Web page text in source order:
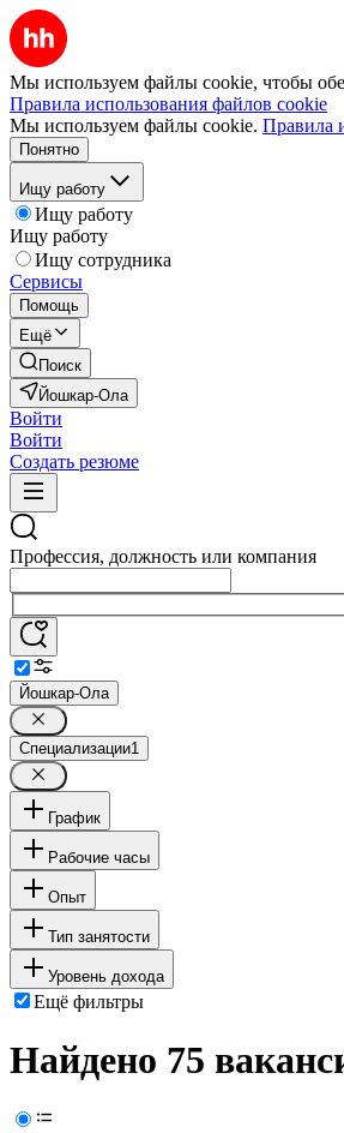
Мы используем файлы cookie, чтобы
Правила использования файлов cookie
Мы используем файлы cookie. Правила
Понятно
Ищу работу
Ищу работу
Ищу работу
Ищу сотрудника
Сервисы
Помощь
Ещё
Поиск
Йошкар-Ола
Войти
Войти
Создать резюме
Профессия, должность или компания
Йошкар-Ола
Специализации1
График
Рабочие часы
Опыт
Тип занятости
Уровень дохода
Ещё фильтры
Найдено 75